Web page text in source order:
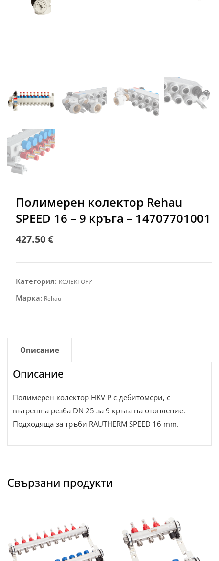
Полимерен колектор Rehau
SPEED 16 – 9 кръга – 14707701001
427.50€
Категория: КОЛЕКТОРИ
Марка: Rehau
Описание
Описание
Полимерен колектор HKV P с дебитомери, с
вътрешна резба DN 25 за 9 кръга на отопление.
Подходяща за тръби RAUTHERM SPEED 16 mm.
Свързани продукти